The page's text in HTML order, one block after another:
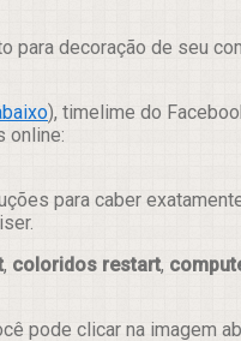
para decoração de seu
), timelime do
online:
para caber
, coloridos restart,
pode clicar na imagem